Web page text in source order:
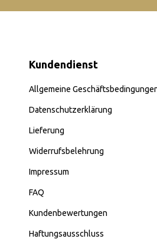
Kundendienst
Allgemeine
Datenschutzerklärung
Lieferung
Widerrufsbelehrung
Impressum
FAQ
Kundenbewertungen
Haftungsausschluss